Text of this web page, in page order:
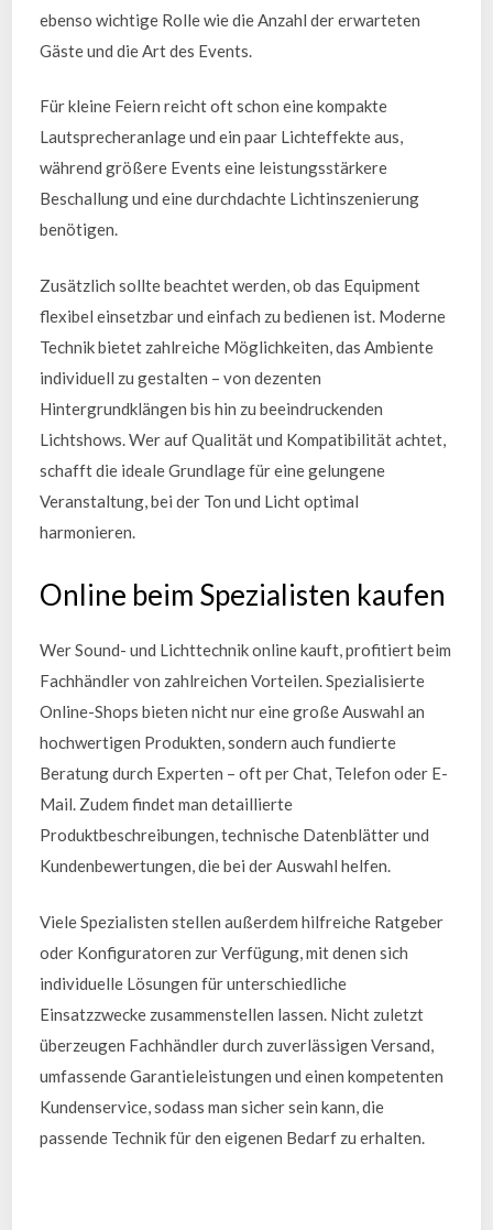
ebenso wichtige Rolle wie die Anzahl der erwarteten
Gäste und die Art des Events.
Für kleine Feiern reicht oft schon eine kompakte
Lautsprecheranlage und ein paar Lichteffekte aus,
während größere Events eine leistungsstärkere
Beschallung und eine durchdachte Lichtinszenierung
benötigen.
Zusätzlich sollte beachtet werden, ob das Equipment
flexibel einsetzbar und einfach zu bedienen ist. Moderne
Technik bietet zahlreiche Möglichkeiten, das Ambiente
individuell zu gestalten – von dezenten
Hintergrundklängen bis hin zu beeindruckenden
Lichtshows. Wer auf Qualität und Kompatibilität achtet,
schafft die ideale Grundlage für eine gelungene
Veranstaltung, bei der Ton und Licht optimal
harmonieren.
Online beim Spezialisten kaufen
Wer Sound- und Lichttechnik online kauft, profitiert beim
Fachhändler von zahlreichen Vorteilen. Spezialisierte
Online-Shops bieten nicht nur eine große Auswahl an
hochwertigen Produkten, sondern auch fundierte
Beratung durch Experten – oft per Chat, Telefon oder E-
Mail. Zudem findet man detaillierte
Produktbeschreibungen, technische Datenblätter und
Kundenbewertungen, die bei der Auswahl helfen.
Viele Spezialisten stellen außerdem hilfreiche Ratgeber
oder Konfiguratoren zur Verfügung, mit denen sich
individuelle Lösungen für unterschiedliche
Einsatzzwecke zusammenstellen lassen. Nicht zuletzt
überzeugen Fachhändler durch zuverlässigen Versand,
umfassende Garantieleistungen und einen kompetenten
Kundenservice, sodass man sicher sein kann, die
passende Technik für den eigenen Bedarf zu erhalten.